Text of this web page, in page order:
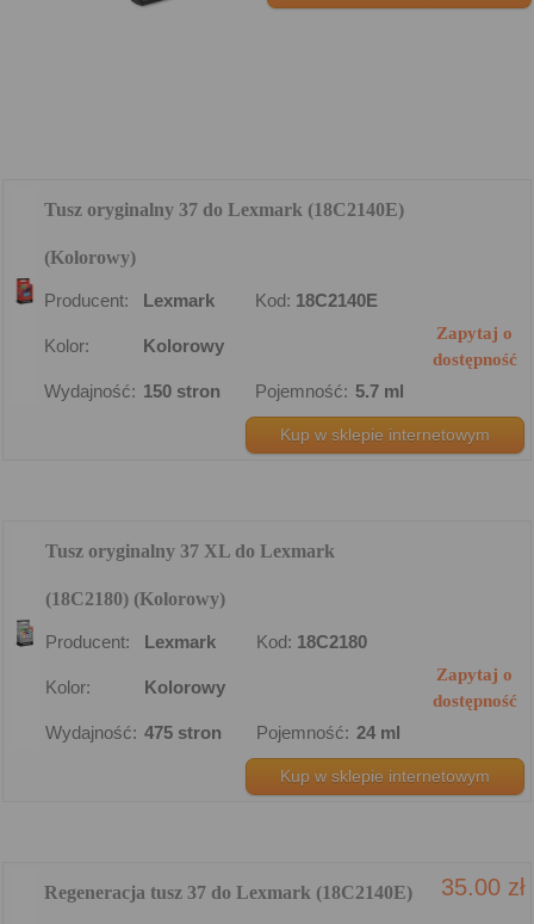
Tusz oryginalny 37 do Lexmark (18C2140E)
(Kolorowy)
Producent: Lexmark Kod: 18C2140E
Kolor: Kolorowy
Zapytaj o
dostępność
Wydajność: 150 stron Pojemność: 5.7 ml
Kup w sklepie internetowym
Tusz oryginalny 37 XL do Lexmark
(18C2180) (Kolorowy)
Producent: Lexmark Kod: 18C2180
Kolor: Kolorowy
Zapytaj o
dostępność
Wydajność: 475 stron Pojemność: 24 ml
Kup w sklepie internetowym
Regeneracja tusz 37 do Lexmark (18C2140E) 35.00 zł